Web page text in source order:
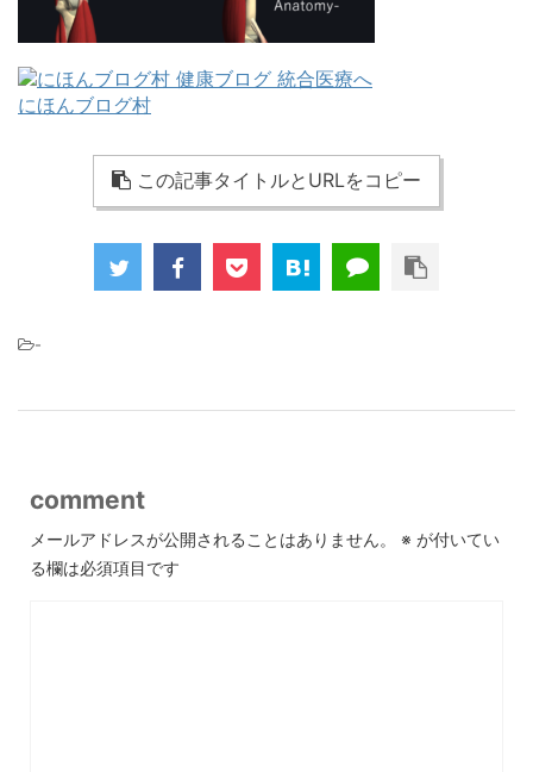
にほんブログ村
この記事タイトルとURLをコピー
-
comment
メールアドレスが公開されることはありません。 ※ が付いてい
る欄は必須項目です